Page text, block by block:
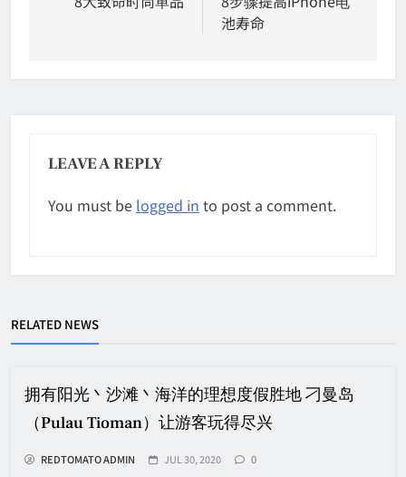
池寿命
LEAVE A REPLY
You must be logged in to post a comment.
RELATED NEWS
拥有阳光丶沙滩丶海洋的理想度假胜地 刁曼岛
（Pulau Tioman）让游客玩得尽兴
REDTOMATO ADMIN JUL 30, 2020 0